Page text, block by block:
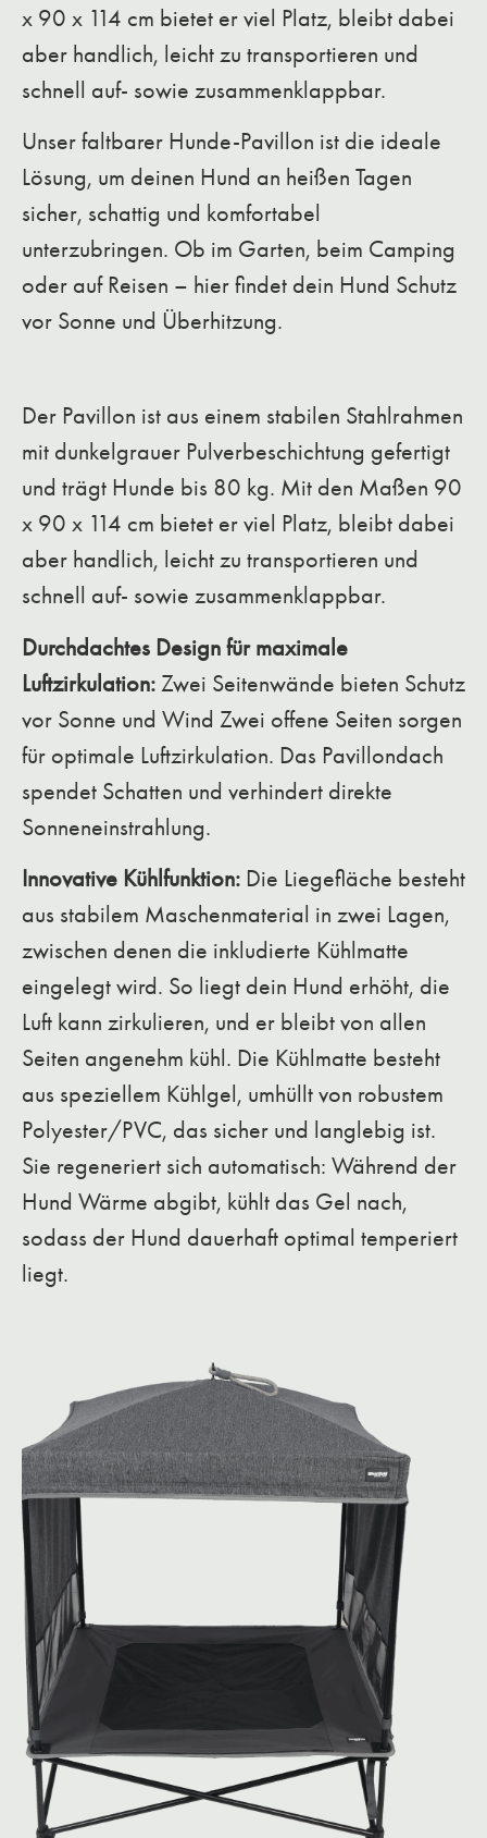
x 90 x 114 cm bietet er viel Platz, bleibt dabei
aber handlich, leicht zu transportieren und
schnell auf- sowie zusammenklappbar.
Unser faltbarer Hunde-Pavillon ist die ideale
Lösung, um deinen Hund an heißen Tagen
sicher, schattig und komfortabel
unterzubringen. Ob im Garten, beim Camping
oder auf Reisen – hier findet dein Hund Schutz
vor Sonne und Überhitzung.
Der Pavillon ist aus einem stabilen Stahlrahmen
mit dunkelgrauer Pulverbeschichtung gefertigt
und trägt Hunde bis 80 kg. Mit den Maßen 90
x 90 x 114 cm bietet er viel Platz, bleibt dabei
aber handlich, leicht zu transportieren und
schnell auf- sowie zusammenklappbar.
Durchdachtes Design für maximale
Luftzirkulation:Zwei Seitenwände bieten Schutz
vor Sonne und Wind Zwei offene Seiten sorgen
für optimale Luftzirkulation. Das Pavillondach
spendet Schatten und verhindert direkte
Sonneneinstrahlung.
Innovative Kühlfunktion: Die Liegefläche besteht
aus stabilem Maschenmaterial in zwei Lagen,
zwischen denen die inkludierte Kühlmatte
eingelegt wird. So liegt dein Hund erhöht, die
Luft kann zirkulieren, und er bleibt von allen
Seiten angenehm kühl. Die Kühlmatte besteht
aus speziellem Kühlgel, umhüllt von robustem
Polyester/PVC, das sicher und langlebig ist.
Sie regeneriert sich automatisch: Während der
Hund Wärme abgibt, kühlt das Gel nach,
sodass der Hund dauerhaft optimal temperiert
liegt.